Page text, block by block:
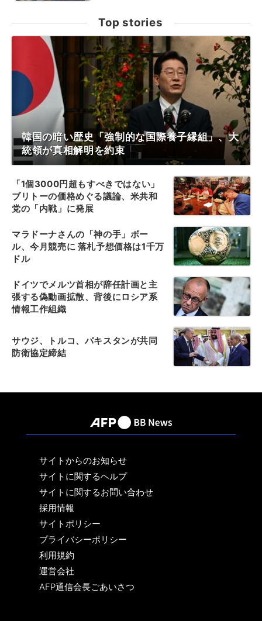
Top stories
韓国の暗い歴史「強制的な国際養子縁組」、大
統領が真相解明を約束
「1個3000円超もすべきではない」
ブリトーの価格めぐる議論、米共和
党の「内戦」に発展
マラドーナさんの「神の手」ボー
ル、今月競売に 落札予想価格は1千万
ドル
ドイツでメルツ首相が辞任計画と主
張する偽動画拡散、背後にロシア系
情報工作組織
サウジ、トルコ、パキスタンが共同
防衛協定締結
サイトからのお知らせ
サイトに関するヘルプ
サイトに関するお問い合わせ
採用情報
サイトポリシー
プライバシーポリシー
利用規約
運営会社
AFP通信会長ごあいさつ